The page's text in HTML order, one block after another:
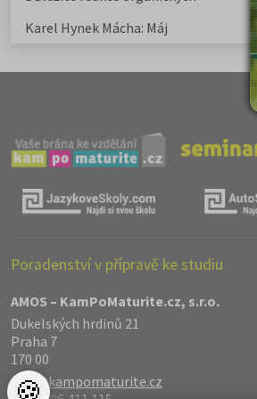
sloučenin a jejich význam
Karel Hynek Mácha: Máj
Poradenství v přípravě ke studiu
AMOS – KamPoMaturite.cz, s.r.o.
Dukelských hrdinů 21
Praha 7
170 00
info@kampomaturite.cz
🍪